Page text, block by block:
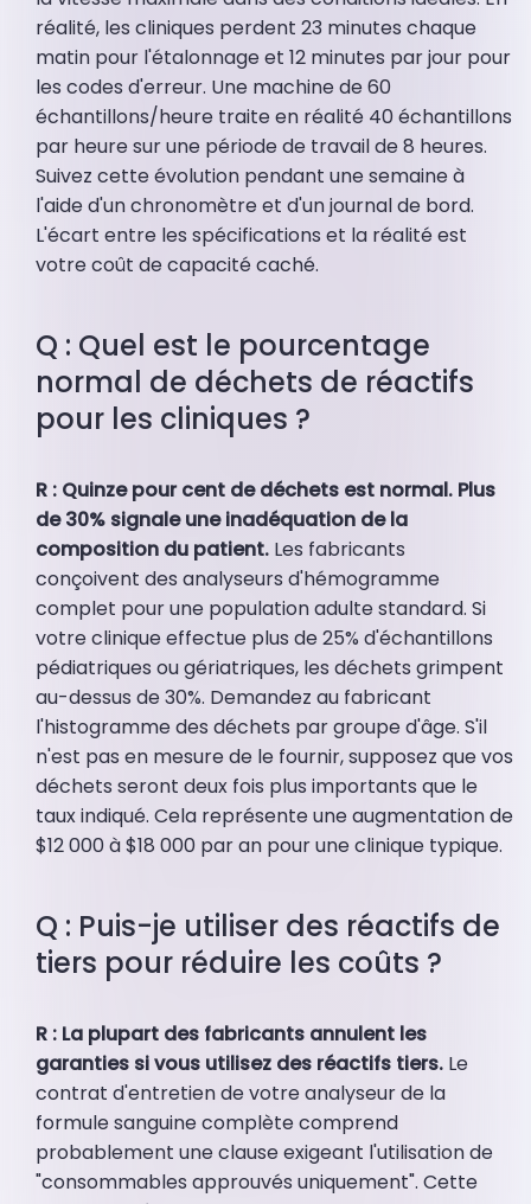
réalité, les cliniques perdent 23 minutes chaque
matin pour l'étalonnage et 12 minutes par jour pour
les codes d'erreur. Une machine de 60
échantillons/heure traite en réalité 40 échantillons
par heure sur une période de travail de 8 heures.
Suivez cette évolution pendant une semaine à
l'aide d'un chronomètre et d'un journal de bord.
L'écart entre les spécifications et la réalité est
votre coût de capacité caché.
Q : Quel est le pourcentage
normal de déchets de réactifs
pour les cliniques ?
R : Quinze pour cent de déchets est normal. Plus
de 30% signale une inadéquation de la
composition du patient. Les fabricants
conçoivent des analyseurs d'hémogramme
complet pour une population adulte standard. Si
votre clinique effectue plus de 25% d'échantillons
pédiatriques ou gériatriques, les déchets grimpent
au-dessus de 30%. Demandez au fabricant
l'histogramme des déchets par groupe d'âge. S'il
n'est pas en mesure de le fournir, supposez que vos
déchets seront deux fois plus importants que le
taux indiqué. Cela représente une augmentation de
$12 000 à $18 000 par an pour une clinique typique.
Q : Puis-je utiliser des réactifs de
tiers pour réduire les coûts ?
R : La plupart des fabricants annulent les
garanties si vous utilisez des réactifs tiers. Le
contrat d'entretien de votre analyseur de la
formule sanguine complète comprend
probablement une clause exigeant l'utilisation de
"consommables approuvés uniquement". Cette